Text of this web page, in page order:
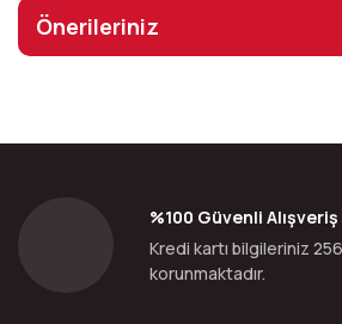
Önerileriniz
%100 Güvenli Alışveriş
Kredi kartı bilgileriniz
korunmaktadır.